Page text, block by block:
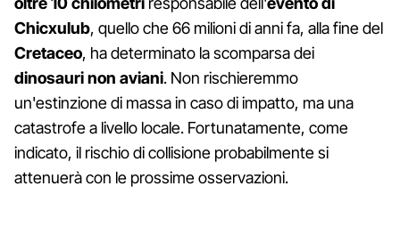
Chicxulub, quello che 66 milioni di anni fa, alla fine del
Cretaceo, ha determinato la scomparsa dei
dinosauri non aviani. Non rischieremmo
un'estinzione di massa in caso di impatto, ma una
catastrofe a livello locale. Fortunatamente, come
indicato, il rischio di collisione probabilmente si
attenuerà con le prossime osservazioni.